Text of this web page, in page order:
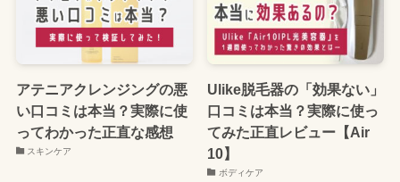
アテニアクレンジングの悪
い口コミは本当？実際に使
ってわかった正直な感想
スキンケア
Ulike脱毛器の「効果ない」
口コミは本当？実際に使っ
てみた正直レビュー【Air
10】
ボディケア